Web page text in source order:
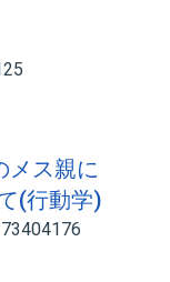
メス親に
(行動学)